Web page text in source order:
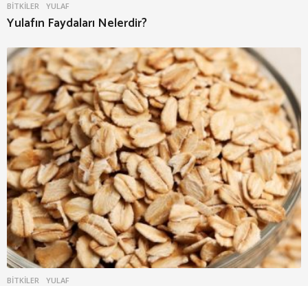
BITKILER YULAF
Yulafın Faydaları Nelerdir?
BITKILER YULAF